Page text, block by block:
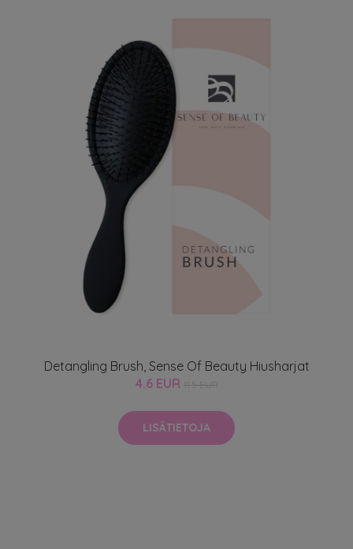
Detangling Brush, Sense Of Beauty Hiusharjat
4.6 EUR
LISÄTIETOJA